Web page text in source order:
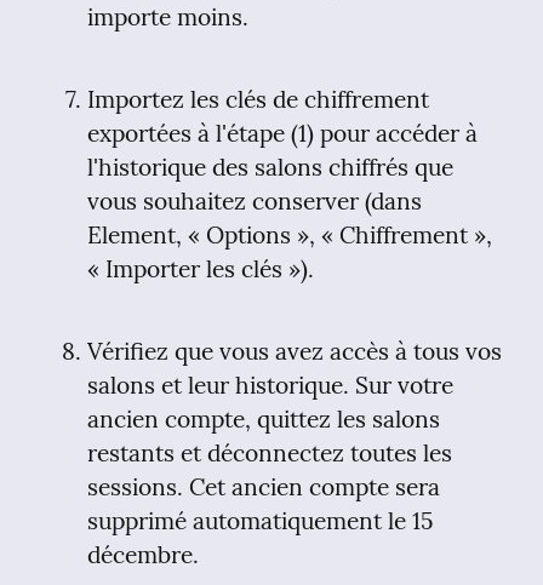
importe moins.
Importez les clés de chiffrement
exportées à l'étape (1) pour accéder à
l'historique des salons chiffrés que
vous souhaitez conserver (dans
Element, « Options », « Chiffrement »,
« Importer les clés »).
Vérifiez que vous avez accès à tous vos
salons et leur historique. Sur votre
ancien compte, quittez les salons
restants et déconnectez toutes les
sessions. Cet ancien compte sera
supprimé automatiquement le 15
décembre.